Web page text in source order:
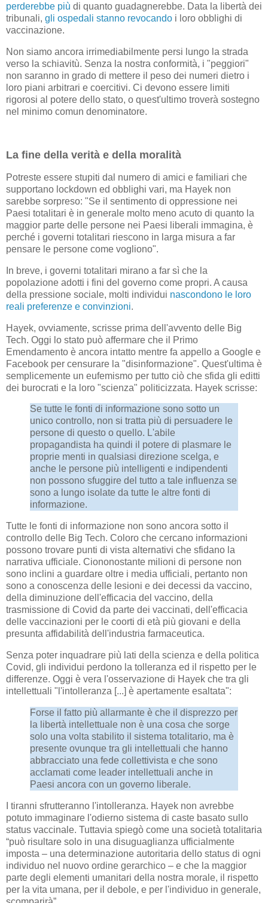
perderebbe più di quanto guadagnerebbe. Data la libertà dei
tribunali, gli ospedali stanno revocando i loro obblighi di
vaccinazione.
Non siamo ancora irrimediabilmente persi lungo la strada
verso la schiavitù. Senza la nostra conformità, i "peggiori"
non saranno in grado di mettere il peso dei numeri dietro i
loro piani arbitrari e coercitivi. Ci devono essere limiti
rigorosi al potere dello stato, o quest'ultimo troverà sostegno
nel minimo comun denominatore.
La fine della verità e della moralità
Potreste essere stupiti dal numero di amici e familiari che
supportano lockdown ed obblighi vari, ma Hayek non
sarebbe sorpreso: "Se il sentimento di oppressione nei
Paesi totalitari è in generale molto meno acuto di quanto la
maggior parte delle persone nei Paesi liberali immagina, è
perché i governi totalitari riescono in larga misura a far
pensare le persone come vogliono".
In breve, i governi totalitari mirano a far sì che la
popolazione adotti i fini del governo come propri. A causa
della pressione sociale, molti individui nascondono le loro
reali preferenze e convinzioni.
Hayek, ovviamente, scrisse prima dell'avvento delle Big
Tech. Oggi lo stato può affermare che il Primo
Emendamento è ancora intatto mentre fa appello a Google e
Facebook per censurare la "disinformazione". Quest'ultima è
semplicemente un eufemismo per tutto ciò che sfida gli editti
dei burocrati e la loro "scienza" politicizzata. Hayek scrisse:
Se tutte le fonti di informazione sono sotto un
unico controllo, non si tratta più di persuadere le
persone di questo o quello. L'abile
propagandista ha quindi il potere di plasmare le
proprie menti in qualsiasi direzione scelga, e
anche le persone più intelligenti e indipendenti
non possono sfuggire del tutto a tale influenza se
sono a lungo isolate da tutte le altre fonti di
informazione.
Tutte le fonti di informazione non sono ancora sotto il
controllo delle Big Tech. Coloro che cercano informazioni
possono trovare punti di vista alternativi che sfidano la
narrativa ufficiale. Ciononostante milioni di persone non
sono inclini a guardare oltre i media ufficiali, pertanto non
sono a conoscenza delle lesioni e dei decessi da vaccino,
della diminuzione dell'efficacia del vaccino, della
trasmissione di Covid da parte dei vaccinati, dell'efficacia
delle vaccinazioni per le coorti di età più giovani e della
presunta affidabilità dell'industria farmaceutica.
Senza poter inquadrare più lati della scienza e della politica
Covid, gli individui perdono la tolleranza ed il rispetto per le
differenze. Oggi è vera l'osservazione di Hayek che tra gli
intellettuali "l'intolleranza [...] è apertamente esaltata":
Forse il fatto più allarmante è che il disprezzo per
la libertà intellettuale non è una cosa che sorge
solo una volta stabilito il sistema totalitario, ma è
presente ovunque tra gli intellettuali che hanno
abbracciato una fede collettivista e che sono
acclamati come leader intellettuali anche in
Paesi ancora con un governo liberale.
I tiranni sfrutteranno l'intolleranza. Hayek non avrebbe
potuto immaginare l'odierno sistema di caste basato sullo
status vaccinale. Tuttavia spiegò come una società totalitaria
“può risultare solo in una disuguaglianza ufficialmente
imposta – una determinazione autoritaria dello status di ogni
individuo nel nuovo ordine gerarchico – e che la maggior
parte degli elementi umanitari della nostra morale, il rispetto
per la vita umana, per il debole, e per l'individuo in generale,